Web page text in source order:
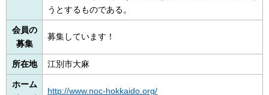
うとするものである。
会員の
募集
募集しています！
所在地 江別市大麻
ホーム
http://www.noc-hokkaido.org/